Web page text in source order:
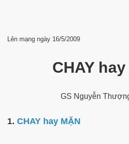
Lên mạng ngày 16/5/2009
CHAY
GS Nguyễn
1. CHAY hay MẶN